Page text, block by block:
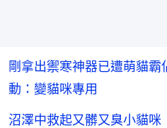
剛拿出禦寒神器已遭萌貓
動：變貓咪專用
沼澤中救起又髒又臭小貓